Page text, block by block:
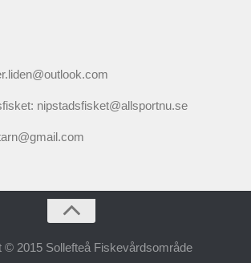
nipstadsfisket@allsportnu.se
© 2015 Sollefteå Fiskevårdsområde